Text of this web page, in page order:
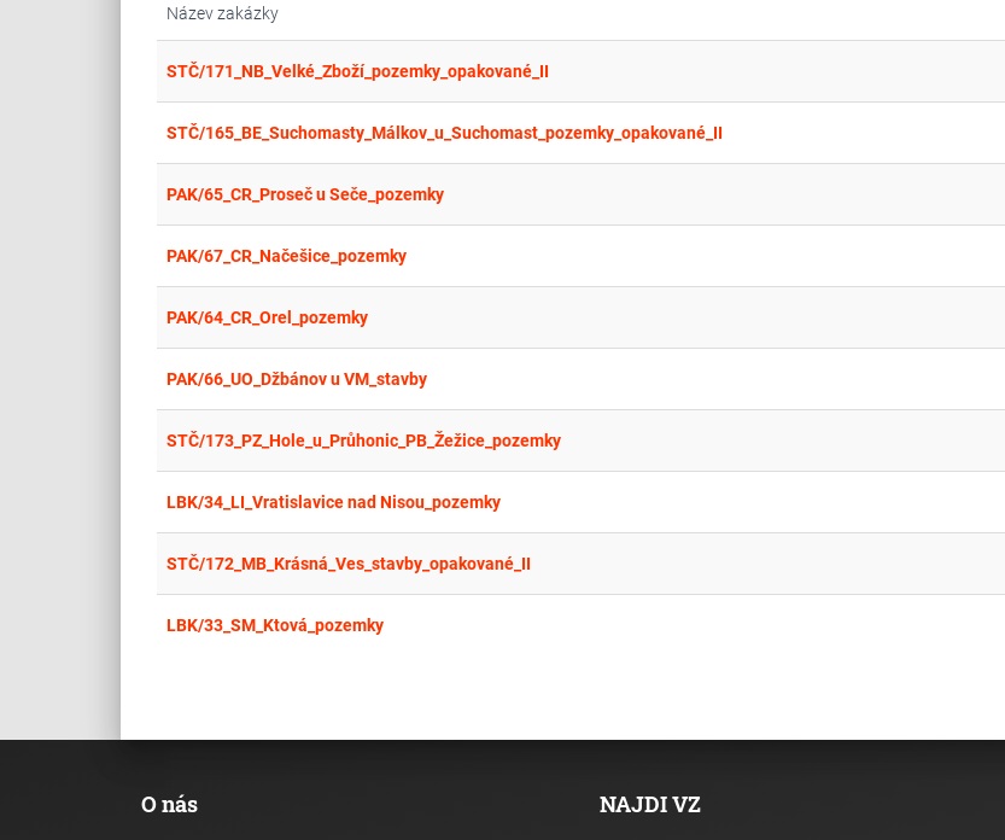
Název zakázky
STČ/171_NB_Velké_Zboží_pozemky_opakované_II
STČ/165_BE_Suchomasty_Málkov_u_Suchomast_pozemky_opakované_II
PAK/65_CR_Proseč u Seče_pozemky
PAK/67_CR_Načešice_pozemky
PAK/64_CR_Orel_pozemky
PAK/66_UO_Džbánov u VM_stavby
STČ/173_PZ_Hole_u_Průhonic_PB_Žežice_pozemky
LBK/34_LI_Vratislavice nad Nisou_pozemky
STČ/172_MB_Krásná_Ves_stavby_opakované_II
LBK/33_SM_Ktová_pozemky
O nás NAJDI VZ